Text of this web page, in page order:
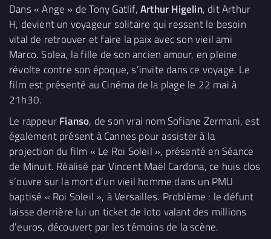
Dans « Ange » de Tony Gatlif, Arthur Higelin, dit Arthur
H, devient un voyageur solitaire qui ressent le besoin
vital de retrouver et faire la paix avec son vieil ami
Marco. Solea, la fille de son ancien amour, en pleine
révolte contre son époque, s’invite dans ce voyage. Le
film est présenté au Cinéma de la plage le 22 mai à
21h30.
Le rappeur Fianso, de son vrai nom Sofiane Zermani, est
également présent à Cannes pour assister à la
projection du film « Le Roi Soleil », présenté en Séance
de Minuit. Réalisé par Vincent Maël Cardona, ce huis clos
s’ouvre sur la mort d’un vieil homme dans un PMU
baptisé « Roi Soleil », à Versailles. Problème : le défunt
laisse derrière lui un ticket de loto valant des millions
d’euros, découvert par les témoins de la scène.